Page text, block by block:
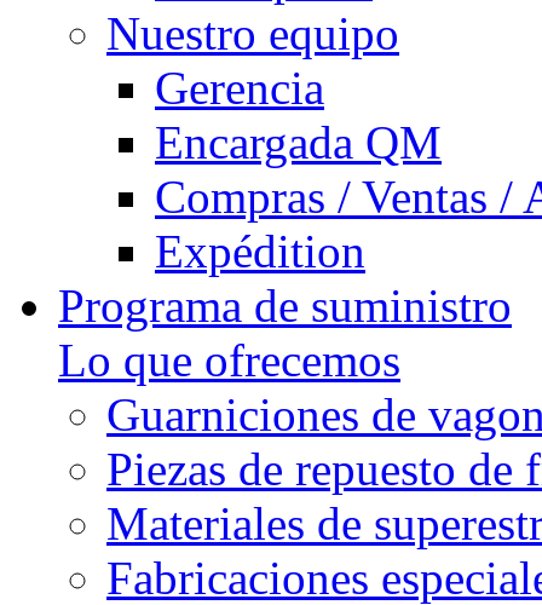
Nuestro equipo
Gerencia
Encargada QM
Compras / Ventas /
Expédition
Programa de suministro
Lo que ofrecemos
Guarniciones de
Piezas de repuesto de
Materiales de
Fabricaciones